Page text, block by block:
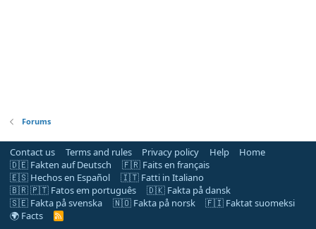
Forums
Contact us Terms and rules Privacy policy Help
Home
🇩🇪 Fakten auf Deutsch
🇫🇷 Faits en français
🇪🇸 Hechos en Español
🇮🇹 Fatti in Italiano
🇧🇷 🇵🇹 Fatos em português
🇩🇰 Fakta på dansk
🇸🇪 Fakta på svenska
🇳🇴 Fakta på norsk
🇫🇮 Faktat suomeksi
🌍 Facts
R